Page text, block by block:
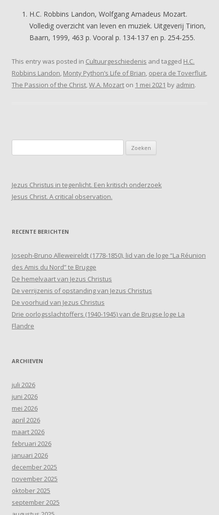
H.C. Robbins Landon, Wolfgang Amadeus Mozart.
Volledig overzicht van leven en muziek. Uitgeverij Tirion,
Baarn, 1999, 463 p. Vooral p. 134-137 en p. 254-255.
This entry was posted in Cultuurgeschiedenis and tagged H.C.
Robbins Landon, Monty Python’s Life of Brian, opera de Toverfluit,
The Passion of the Christ,W.A. Mozart on 1 mei 2021 by admin.
naar:
Jezus Christus in tegenlicht. Een kritisch onderzoek
Jesus Christ. A critical observation.
RECENTE BERICHTEN
Joseph-Bruno Alleweireldt (1778-1850), lid van de loge “La Réunion
des Amis du Nord” te Brugge
De hemelvaart van Jezus Christus
De verrijzenis of opstanding van Jezus Christus
De voorhuid van Jezus Christus
Drie oorlogsslachtoffers (1940-1945) van de Brugse loge La
Flandre
ARCHIEVEN
juli 2026
juni 2026
mei 2026
april 2026
maart 2026
februari 2026
januari 2026
december 2025
november 2025
oktober 2025
september 2025